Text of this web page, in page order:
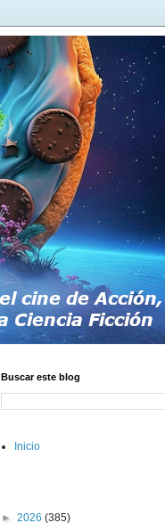
Buscar este blog
Inicio
► 2026 (385)